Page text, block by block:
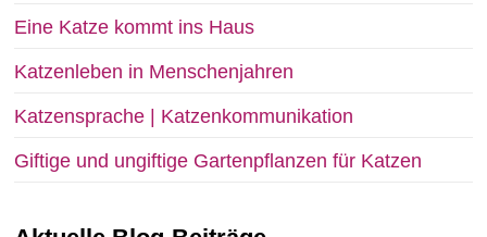
Eine Katze kommt ins Haus
Katzenleben in Menschenjahren
Katzensprache | Katzenkommunikation
Giftige und ungiftige Gartenpflanzen für Katzen